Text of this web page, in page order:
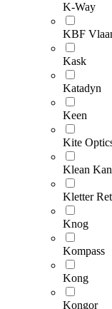
K-Way
KBF
Kask
Katadyn
Keen
Kite
Klean
Kletter
Knog
Kompass
Kong
Kongor